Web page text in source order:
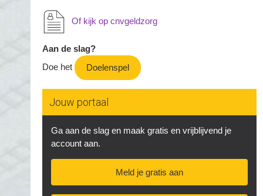
Of kijk op cnvgeldzorg
Aan de slag?
Doe het
Doelenspel
Jouw portaal
Ga aan de slag en maak gratis en vrijblijvend je
account aan.
Meld je gratis aan